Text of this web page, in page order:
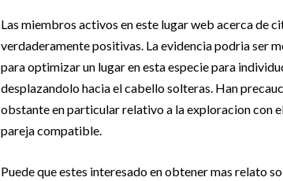
Las miembros activos en este lugar web acerca de
verdaderamente positivas. La evidencia podri­a ser
para optimizar un lugar en esta especie para
desplazandolo hacia el cabello solteras. Han
obstante en particular relativo a la exploracion con
pareja compatible.
Puede que estes interesado en obtener mas relato